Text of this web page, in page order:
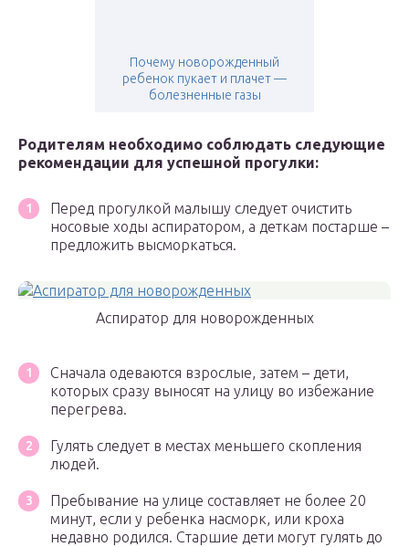
Почему новорожденный
ребенок пукает и плачет —
болезненные газы
Родителям необходимо соблюдать следующие
рекомендации для успешной прогулки:
Перед прогулкой малышу следует очистить
носовые ходы аспиратором, а деткам постарше –
предложить высморкаться.
Аспиратор для новорожденных
Сначала одеваются взрослые, затем – дети,
которых сразу выносят на улицу во избежание
перегрева.
Гулять следует в местах меньшего скопления
людей.
Пребывание на улице составляет не более 20
минут, если у ребенка насморк, или кроха
недавно родился. Старшие дети могут гулять до